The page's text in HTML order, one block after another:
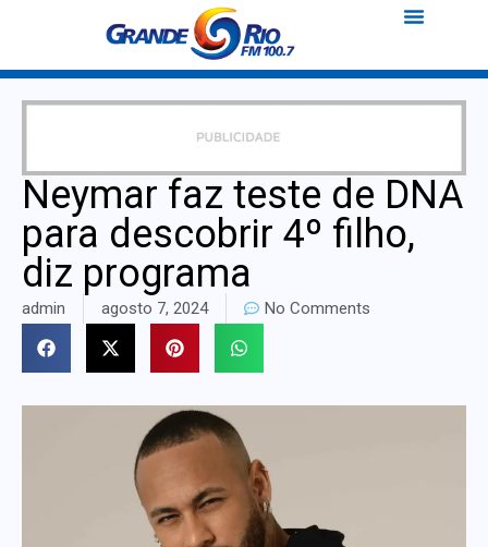
Neymar faz teste de DNA
para descobrir 4º filho,
diz programa
admin agosto 7, 2024 No Comments